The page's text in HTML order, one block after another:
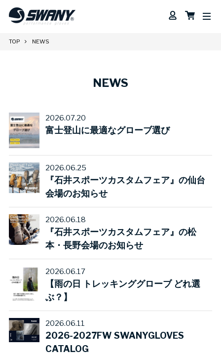
TOP NEWS
NEWS
2026.07.20
富士登山に最適なグローブ選び
2026.06.25
『石井スポーツカスタムフェア』の仙台
会場のお知らせ
2026.06.18
『石井スポーツカスタムフェア』の松
本・長野会場のお知らせ
2026.06.17
【雨の日 トレッキンググローブ どれ選
ぶ？】
2026.06.11
2026-2027FW SWANYGLOVES
CATALOG